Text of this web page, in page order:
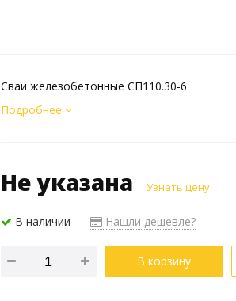
Сваи железобетонные СП110.30-6
Подробнее
Не указана Узнать цену
В наличии Нашли дешевле?
В корзину